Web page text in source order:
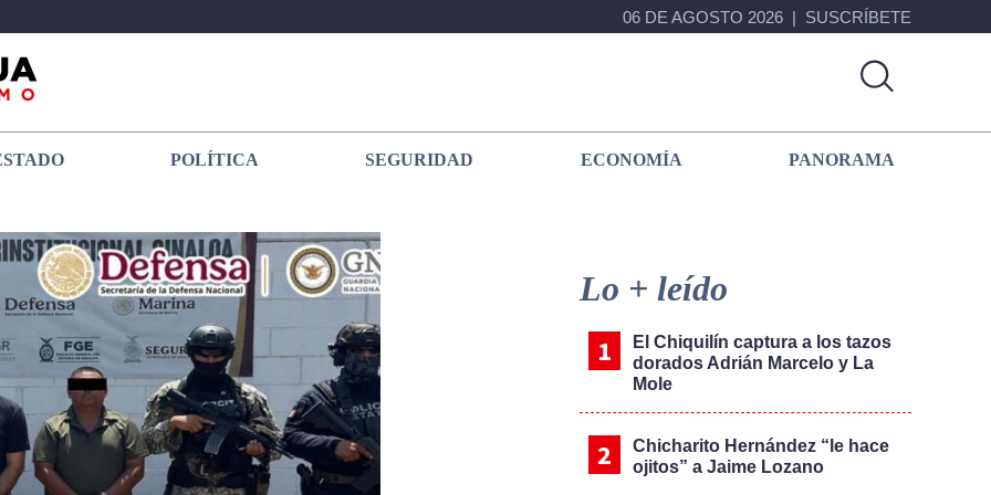
06 DE AGOSTO 2026 SUSCRÍBETE
POLÍTICA SEGURIDAD ECONOMÍA PANORAMA
Sidebar
Lo + leído
El Chiquilín captura a los tazos
dorados Adrián Marcelo y La
Mole
Chicharito Hernández “le hace
ojitos” a Jaime Lozano